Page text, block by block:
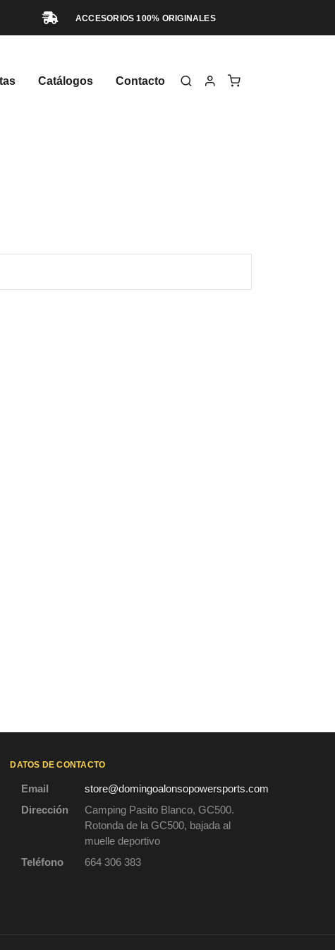
ACCESORIOS 100% ORIGINALES
Catálogos Contacto
DATOS DE CONTACTO
Email
store@domingoalonsopowersports.com
Dirección
Camping Pasito Blanco, GC500.
Rotonda de la GC500, bajada al
muelle deportivo
Teléfono
664 306 383